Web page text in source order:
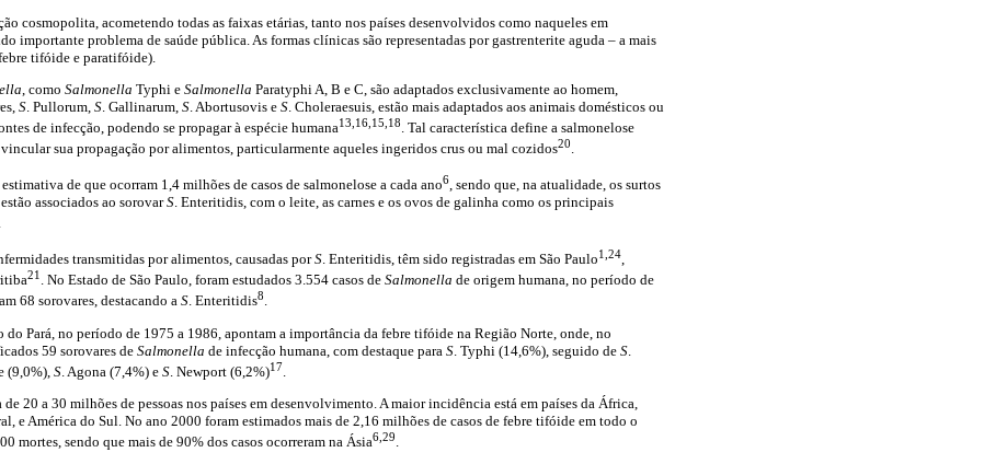
cosmopolita, acometendo todas as faixas etárias, tanto nos países desenvolvidos como naqueles em
importante problema de saúde pública. As formas clínicas são representadas por gastrenterite aguda – a mais
tifóide e paratifóide).
, como Salmonella Typhi e Salmonella Paratyphi A, B e C, são adaptados exclusivamente ao homem,
S . Pullorum, S . Gallinarum, S . Abortusovis e S . Choleraesuis, estão mais adaptados aos animais domésticos ou
de infecção, podendo se propagar à espécie humana13,16,15,18. Tal característica define a salmonelose
sua propagação por alimentos, particularmente aqueles ingeridos crus ou mal cozidos20.
de que ocorram 1,4 milhões de casos de salmonelose a cada ano6 , sendo que, na atualidade, os surtos
associados ao sorovarS . Enteritidis, com o leite, as carnes e os ovos de galinha como os principais
.
transmitidas por alimentos, causadas porS . Enteritidis, têm sido registradas em São Paulo1,24
21 . No Estado de São Paulo, foram estudados 3.554 casos de Salmonella de origem humana, no período de
68 sorovares, destacando a S. Enteritidis8.
do Pará, no período de 1975 a 1986, apontam a importância da febre tifóide na Região Norte, onde, no
59 sorovares deSalmonella de infecção humana, com destaque para S . Typhi (14,6%), seguido de S
(9,0%), S . Agona (7,4%) e S . Newport (6,2%)17
20 a 30 milhões de pessoas nos países em desenvolvimento. A maior incidência está em países da África,
e América do Sul. No ano 2000 foram estimados mais de 2,16 milhões de casos de febre tifóide em todo o
mortes, sendo que mais de 90% dos casos ocorreram na Ásia6,29.